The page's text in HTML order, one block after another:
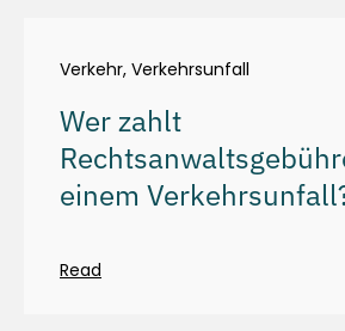
Verkehr, Verkehrsunfall
Wer zahlt
einem
Read